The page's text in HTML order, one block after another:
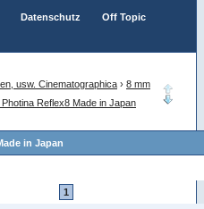
Datenschutz Off Topic
usw. Cinematographica › 8 mm
Reflex8 Made in Japan
in Japan
1